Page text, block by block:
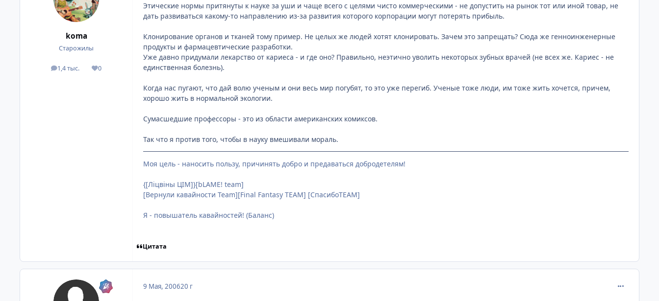
koma
Старожилы
1,4 тыс.
посты 0
Репутация
Этические нормы притянуты к науке за уши и чаще всего с целями чисто коммерческими - не допустить на рынок тот или иной товар, не
дать развиваться какому-то направлению из-за развития которого корпорации могут потерять прибыль.
Клонирование органов и тканей тому пример. Не целых же людей хотят клонировать. Зачем это запрещать? Сюда же генноинженерные
продукты и фармацевтические разработки.
Уже давно придумали лекарство от кариеса - и где оно? Правильно, неэтично уволить некоторых зубных врачей (не всех же. Кариес - не
единственная болезнь).
Когда нас пугают, что дай волю ученым и они весь мир погубят, то это уже перегиб. Ученые тоже люди, им тоже жить хочется, причем,
хорошо жить в нормальной экологии.
Сумасшедшие профессоры - это из области американских комиксов.
Так что я против того, чтобы в науку вмешивали мораль.
Моя цель - наносить пользу, причинять добро и предаваться добродетелям!
{[Ліцвіны ЦІМ]}[bLAME! team]
[Вернули кавайности Team][Final Fantasy TEAM] [СпасибоTEAM]
Я - повышатель кавайностей! (Баланс)
Цитата
9 Мая, 200620 г